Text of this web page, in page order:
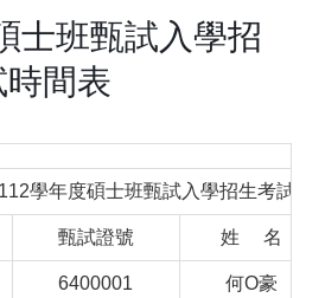
士班甄試入學招
間表
112學年度碩士班甄試入學招生考試 面
甄試證號 姓 名
6400001 何O豪